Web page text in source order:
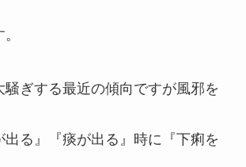
騒ぎする最近の傾向ですが風邪を
出る』『痰が出る』時に『下痢を